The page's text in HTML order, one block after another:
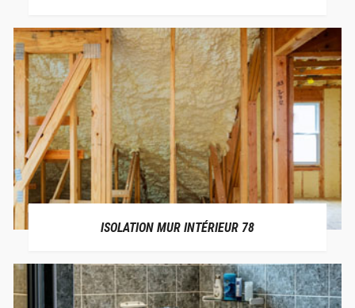
ISOLATION MUR INTÉRIEUR 78